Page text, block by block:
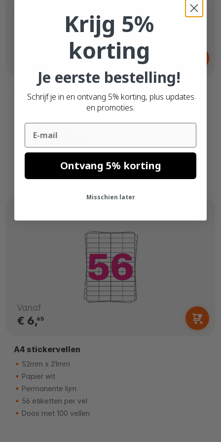
A4 stickervellen
52,5mm x 29,7mm
40 etiketten per vel
Doos met 100 vellen
Vanaf
€ 6,65
A4 stickervellen
52mm x 21mm
Papier wit
Permanente lijm
56 etiketten per vel
Doos met 100 vellen
Krijg 5%
korting
Je eerste bestelling!
Schrijf je in en ontvang 5% korting, plus updates
en promoties.
Email
Ontvang 5% korting
Misschien later